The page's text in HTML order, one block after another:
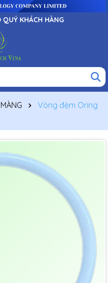
QUÝ KHÁCH HÀNG
Vòng đệm Oring